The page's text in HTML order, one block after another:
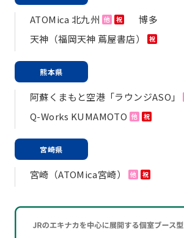
ATOMica 北九州 他 祝
博多
天神（福岡天神 蔦屋書店）
祝
熊本県
阿蘇くまもと空港「ラウンジASO」
Q-Works KUMAMOTO 他 祝
宮崎県
宮崎（ATOMica宮崎） 他 祝